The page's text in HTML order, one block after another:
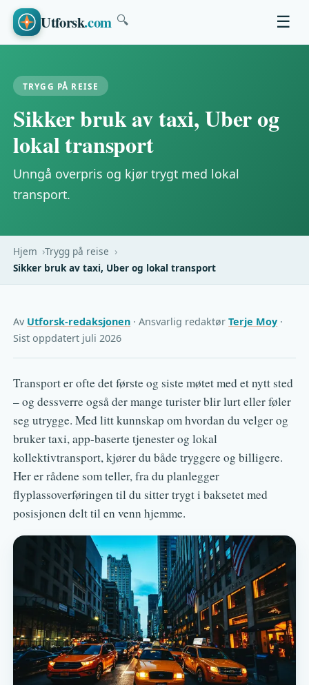
Utforsk.com 🔍 ☰
TRYGG PÅ REISE
Sikker bruk av taxi, Uber og
lokal transport
Unngå overpris og kjør trygt med lokal
transport.
Hjem
Trygg på reise
Sikker bruk av taxi, Uber og lokal transport
Av Utforsk-redaksjonen · Ansvarlig redaktørTerje Moy ·
Sist oppdatert juli 2026
Transport er ofte det første og siste møtet med et nytt sted
– og dessverre også der mange turister blir lurt eller føler
seg utrygge. Med litt kunnskap om hvordan du velger og
bruker taxi, app-baserte tjenester og lokal
kollektivtransport, kjører du både tryggere og billigere.
Her er rådene som teller, fra du planlegger
flyplassoverføringen til du sitter trygt i baksetet med
posisjonen delt til en venn hjemme.